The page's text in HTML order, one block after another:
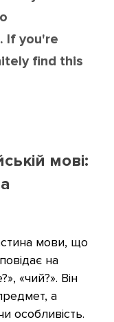
If you're
find this
мові:
мови, що
на
«чий?». Він
а
особливість.